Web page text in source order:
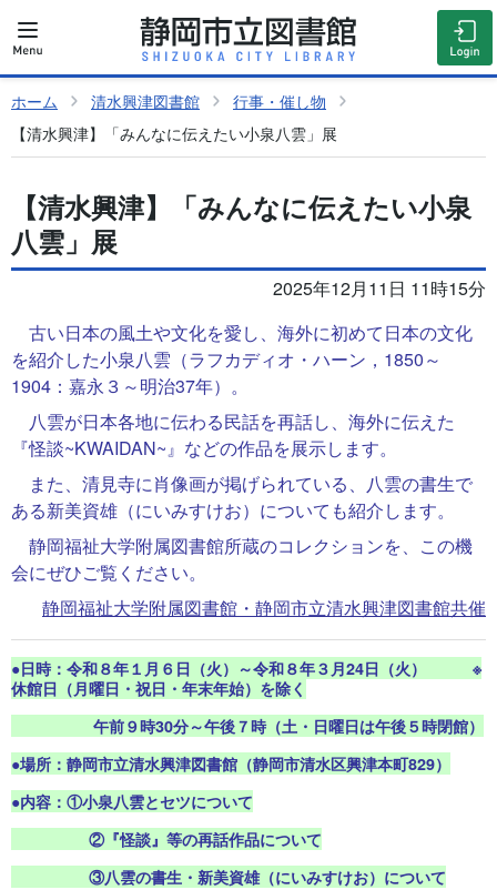
ホーム 清水興津図書館
行事・催し物
【清水興津】「みんなに伝えたい小泉八雲」展
【清水興津】「みんなに伝えたい小泉
八雲」展
2025年12月11日 11時15分
古い日本の風土や文化を愛し、海外に初めて日本の文化
を紹介した小泉八雲（ラフカディオ・ハーン，1850～
1904：嘉永３～明治37年）。
八雲が日本各地に伝わる民話を再話し、海外に伝えた
『怪談~KWAIDAN~』などの作品を展示します。
また、清見寺に肖像画が掲げられている、八雲の書生で
ある新美資雄（にいみすけお）についても紹介します。
静岡福祉大学附属図書館所蔵のコレクションを、この機
会にぜひご覧ください。
静岡福祉大学附属図書館・静岡市立清水興津図書館共催
●日時：令和８年１月６日（火）～令和８年３月24日（火） ※
休館日（月曜日・祝日・年末年始）を除く
午前９時30分～午後７時（土・日曜日は午後５時閉館）
●場所：静岡市立清水興津図書館（静岡市清水区興津本町829）
●内容：①小泉八雲とセツについて
②『怪談』等の再話作品について
③八雲の書生・新美資雄（にいみすけお）について